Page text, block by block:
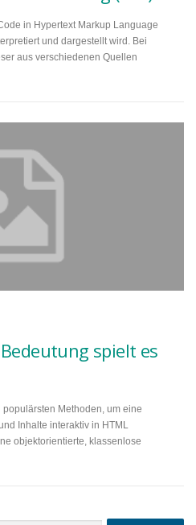
in Hypertext Markup Language
und dargestellt wird. Bei
aus verschiedenen Quellen
spielt es
Methoden, um eine
Inhalte interaktiv in HTML
objektorientierte, klassenlose